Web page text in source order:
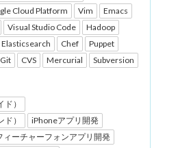
Cloud Platform Vim
Emacs
Visual Studio Code
Hadoop
Elasticsearch Chef
Puppet
Git CVS Mercurial Subversion
）
）
iPhoneアプリ開発
ィーチャーフォンアプリ開発